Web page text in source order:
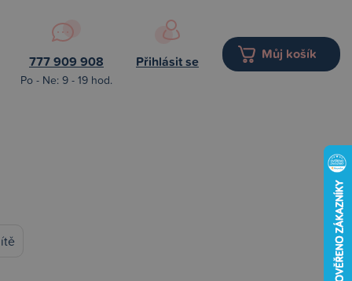
777 909 908
Po - Ne: 9 - 19 hod.
Přihlásit se Můj košík